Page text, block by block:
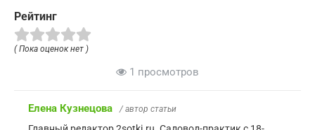
Рейтинг
( Пока оценок нет )
1 просмотров
Елена Кузнецова / автор статьи